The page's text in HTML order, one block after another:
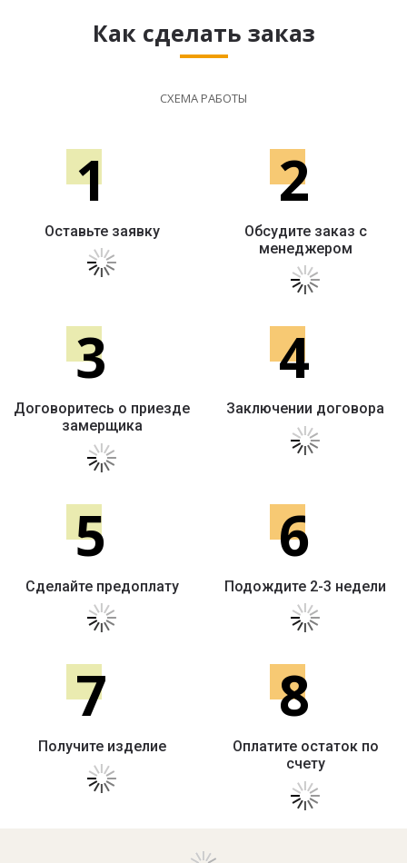
Как сделать заказ
СХЕМА РАБОТЫ
1
Оставьте заявку
2
Обсудите заказ с
менеджером
3
Договоритесь о приезде
замерщика
4
Заключении договора
5
Сделайте предоплату
6
Подождите 2-3 недели
7
Получите изделие
8
Оплатите остаток по
счету